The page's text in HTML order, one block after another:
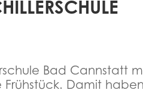
Bad Cannstatt
Damit